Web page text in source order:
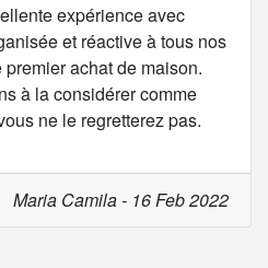
expérience avec
et réactive à tous nos
achat de maison.
à la considérer comme
ne le regretterez pas.
Maria Camila - 16 Feb 2022